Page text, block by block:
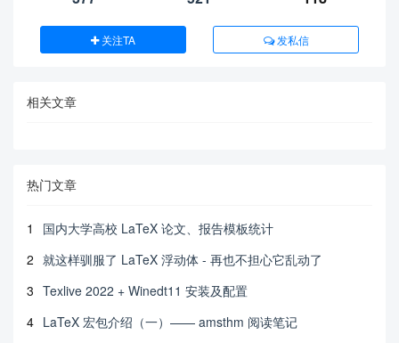
关注TA 发私信
相关文章
热门文章
1
国内大学高校 LaTeX 论文、报告模板统计
2 就这样驯服了 LaTeX 浮动体 - 再也不担心它乱动了
3 Texlive 2022 + Winedt11 安装及配置
4 LaTeX 宏包介绍（一）—— amsthm 阅读笔记